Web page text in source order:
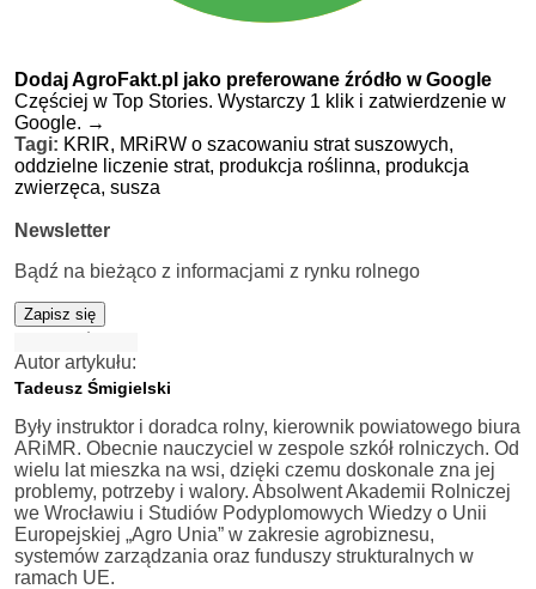
Dodaj AgroFakt.pl jako preferowane źródło w Google
Częściej w Top Stories. Wystarczy 1 klik i zatwierdzenie w
Google. →
Tagi: KRIR, MRiRW o szacowaniu strat suszowych,
oddzielne liczenie strat, produkcja roślinna, produkcja
zwierzęca, susza
Newsletter
Bądź na bieżąco z informacjami z rynku rolnego
Zapisz się
Autor artykułu:
Tadeusz Śmigielski
Były instruktor i doradca rolny, kierownik powiatowego biura
ARiMR. Obecnie nauczyciel w zespole szkół rolniczych. Od
wielu lat mieszka na wsi, dzięki czemu doskonale zna jej
problemy, potrzeby i walory. Absolwent Akademii Rolniczej
we Wrocławiu i Studiów Podyplomowych Wiedzy o Unii
Europejskiej „Agro Unia” w zakresie agrobiznesu,
systemów zarządzania oraz funduszy strukturalnych w
ramach UE.